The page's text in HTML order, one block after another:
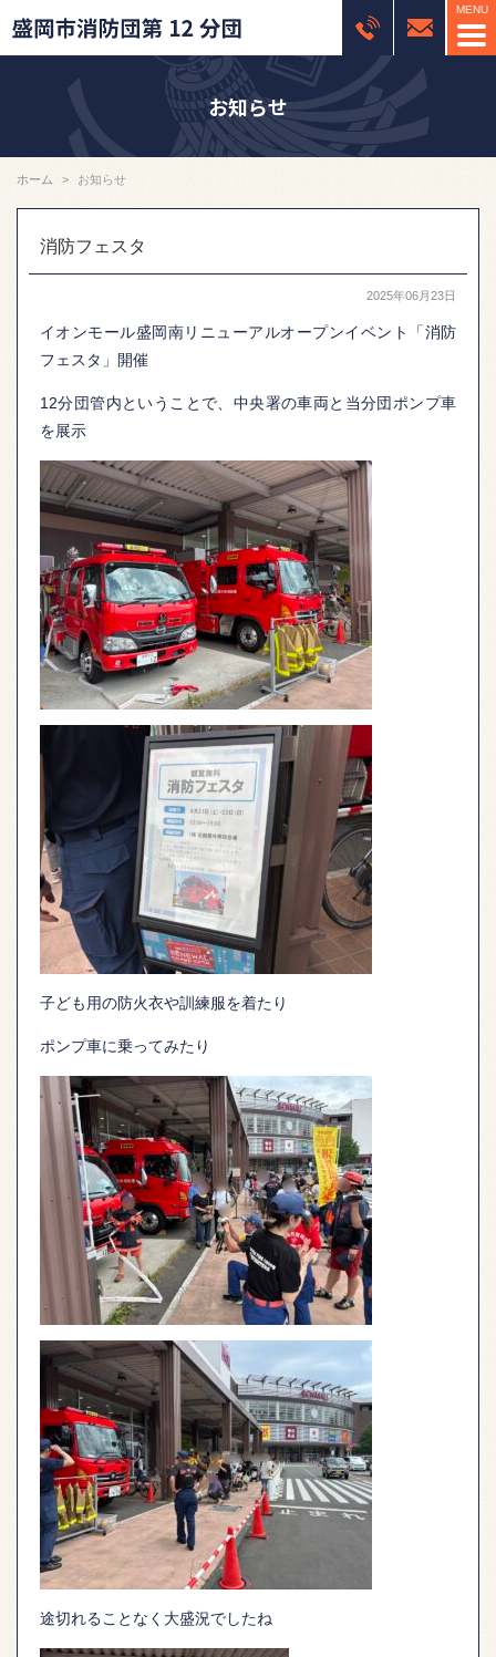
お知らせ
ホーム お知らせ
消防フェスタ
2025年06月23日
イオンモール盛岡南リニューアルオープンイベント「消防
フェスタ」開催
12分団管内ということで、中央署の車両と当分団ポンプ車
を展示
子ども用の防火衣や訓練服を着たり
ポンプ車に乗ってみたり
途切れることなく大盛況でしたね